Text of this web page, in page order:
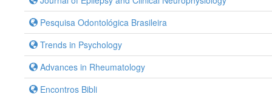
Pesquisa Odontológica Brasileira
Trends in Psychology
Advances in Rheumatology
Encontros Bibli